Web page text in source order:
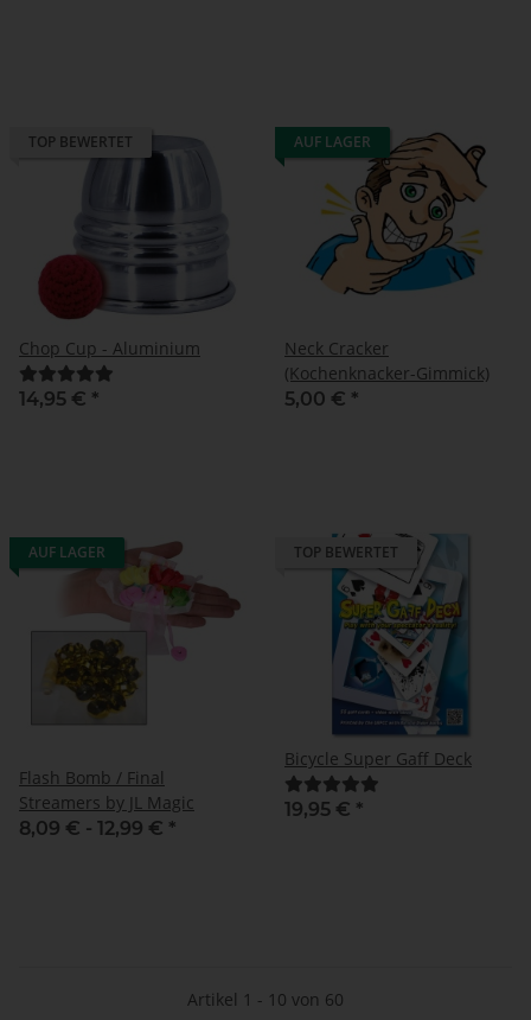
TOP BEWERTET
Chop Cup - Aluminium
14,95 € *
AUF LAGER
Neck Cracker
(Kochenknacker-Gimmick)
5,00 € *
AUF LAGER
Flash Bomb / Final
Streamers by JL Magic
8,09 € - 12,99 € *
TOP BEWERTET
Bicycle Super Gaff Deck
19,95 € *
Artikel 1 - 10 von 60